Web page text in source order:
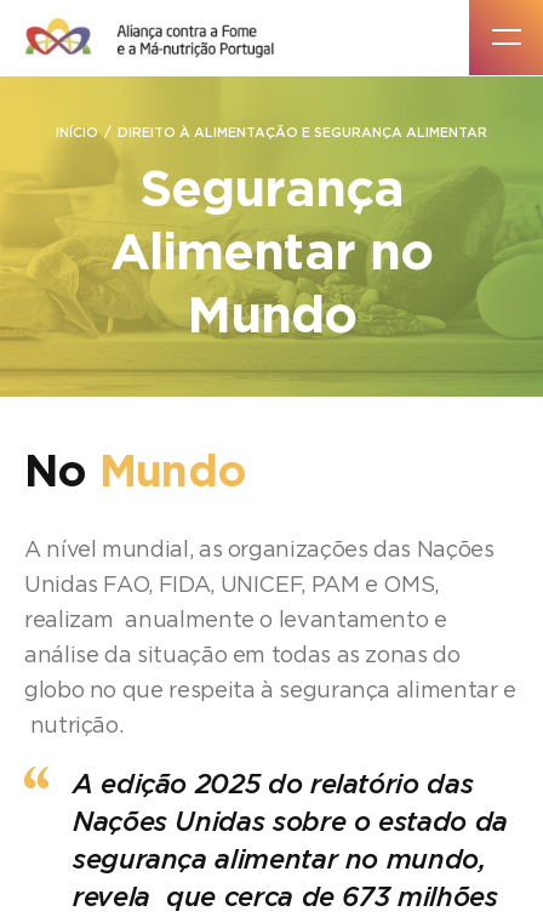
INÍCIO DIREITO À ALIMENTAÇÃO E SEGURANÇA ALIMENTAR
Segurança
Alimentar no
Mundo
No Mundo
A nível mundial, as organizações das Nações
Unidas FAO, FIDA, UNICEF, PAM e OMS,
realizam anualmente o levantamento e
análise da situação em todas as zonas do
globo no que respeita à segurança alimentar e
nutrição.
A edição 2025 do relatório das
Nações Unidas sobre o estado da
segurança alimentar no mundo,
revela que cerca de 673 milhões